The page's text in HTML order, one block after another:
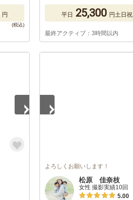
円 平日 25,300 円土日祝
最終アクティブ：3時間以内
よろしくお願いします！
松原 佳奈枝
女性 撮影実績10回
5.00